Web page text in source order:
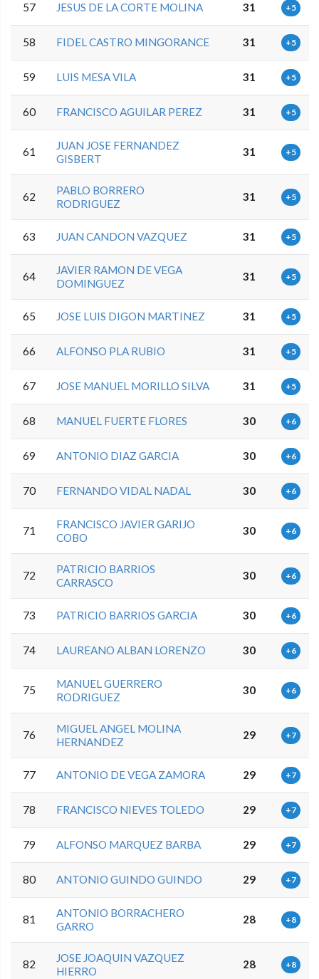
57 JESUS DE LA CORTE MOLINA 31 +5
58 FIDEL CASTRO MINGORANCE 31 +5
59 LUIS MESA VILA 31 +5
60 FRANCISCO AGUILAR PEREZ 31 +5
61
JUAN JOSE FERNANDEZ
GISBERT
31 +5
62
PABLO BORRERO
RODRIGUEZ
31 +5
63 JUAN CANDON VAZQUEZ 31 +5
64
JAVIER RAMON DE VEGA
DOMINGUEZ
31 +5
65 JOSE LUIS DIGON MARTINEZ 31 +5
66 ALFONSO PLA RUBIO 31 +5
67 JOSE MANUEL MORILLO SILVA 31 +5
68 MANUEL FUERTE FLORES 30 +6
69 ANTONIO DIAZ GARCIA 30 +6
70 FERNANDO VIDAL NADAL 30 +6
71
FRANCISCO JAVIER GARIJO
COBO
30 +6
72
PATRICIO BARRIOS
CARRASCO
30 +6
73 PATRICIO BARRIOS GARCIA 30 +6
74 LAUREANO ALBAN LORENZO 30 +6
75
MANUEL GUERRERO
RODRIGUEZ
30 +6
76
MIGUEL ANGEL MOLINA
HERNANDEZ
29 +7
77 ANTONIO DE VEGA ZAMORA 29 +7
78 FRANCISCO NIEVES TOLEDO 29 +7
79 ALFONSO MARQUEZ BARBA 29 +7
80 ANTONIO GUINDO GUINDO 29 +7
81
ANTONIO BORRACHERO
GARRO
28 +8
82
JOSE JOAQUIN VAZQUEZ
HIERRO
28 +8